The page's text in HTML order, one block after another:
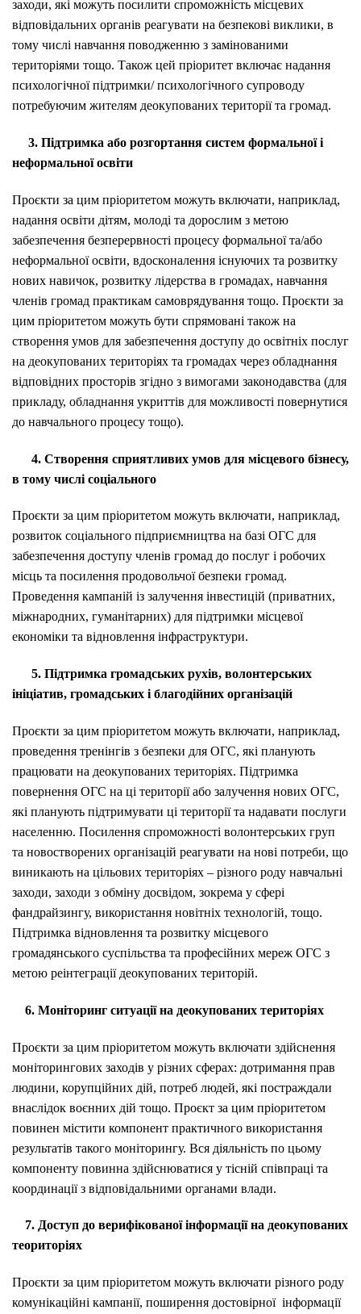
заходи, які можуть посилити спроможність місцевих
відповідальних органів реагувати на безпекові виклики, в
тому числі навчання поводженню з замінованими
територіями тощо. Також цей пріоритет включає надання
психологічної підтримки/ психологічного супроводу
потребуючим жителям деокупованих території та громад.
3. Підтримка або розгортання систем формальної і
неформальної освіти
Проєкти за цим пріоритетом можуть включати, наприклад,
надання освіти дітям, молоді та дорослим з метою
забезпечення безперервності процесу формальної та/або
неформальної освіти, вдосконалення існуючих та розвитку
нових навичок, розвитку лідерства в громадах, навчання
членів громад практикам самоврядування тощо. Проєкти за
цим пріоритетом можуть бути спрямовані також на
створення умов для забезпечення доступу до освітніх послуг
на деокупованих територіях та громадах через обладнання
відповідних просторів згідно з вимогами законодавства (для
прикладу, обладнання укриттів для можливості повернутися
до навчального процесу тощо).
4. Створення сприятливих умов для місцевого бізнесу,
в тому числі соціального
Проєкти за цим пріоритетом можуть включати, наприклад,
розвиток соціального підприємництва на базі ОГС для
забезпечення доступу членів громад до послуг і робочих
місць та посилення продовольчої безпеки громад.
Проведення кампаній із залучення інвестицій (приватних,
міжнародних, гуманітарних) для підтримки місцевої
економіки та відновлення інфраструктури.
5. Підтримка громадських рухів, волонтерських
ініціатив, громадських і благодійних організацій
Проєкти за цим пріоритетом можуть включати, наприклад,
проведення тренінгів з безпеки для ОГС, які планують
працювати на деокупованих територіях. Підтримка
повернення ОГС на ці території або залучення нових ОГС,
які планують підтримувати ці території та надавати послуги
населенню. Посилення спроможності волонтерських груп
та новостворених організацій реагувати на нові потреби, що
виникають на цільових територіях – різного роду навчальні
заходи, заходи з обміну досвідом, зокрема у сфері
фандрайзингу, використання новітніх технологій, тощо.
Підтримка відновлення та розвитку місцевого
громадянського суспільства та професійних мереж ОГС з
метою реінтеграції деокупованих територій.
6. Моніторинг ситуації на деокупованих територіях
Проєкти за цим пріоритетом можуть включати здійснення
моніторингових заходів у різних сферах: дотримання прав
людини, корупційних дій, потреб людей, які постраждали
внаслідок воєнних дій тощо. Проєкт за цим пріоритетом
повинен містити компонент практичного використання
результатів такого моніторингу. Вся діяльність по цьому
компоненту повинна здійснюватися у тісній співпраці та
координації з відповідальними органами влади.
7. Доступ до верифікованої інформації на деокупованих
теориторіях
Проєкти за цим пріоритетом можуть включати різного роду
комунікаційні кампанії, поширення достовірної інформації